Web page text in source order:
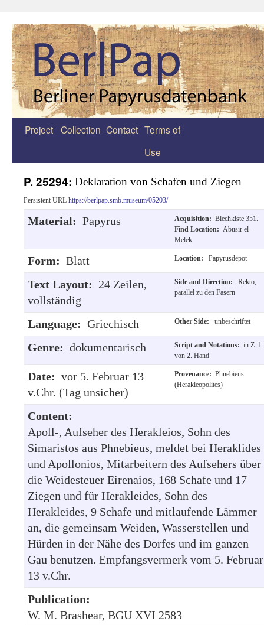
Zum
Project Collection Contact Terms of
Use
P. 25294: Deklaration von Schafen und Ziegen
Persistent URL https://berlpap.smb.museum/05203/
Material: Papyrus Acquisition: Blechkiste 351.
Find Location: Abusir el-
Melek
Form: Blatt Location: Papyrusdepot
Text Layout: 24 Zeilen,
vollständig
Side and Direction:
Rekto,
parallel zu den Fasern
Language: Griechisch Other Side: unbeschriftet
Genre: dokumentarisch Script and Notations: in Z. 1
von 2. Hand
Date: vor 5. Februar 13
v.Chr. (Tag unsicher)
Provenance: Phnebieus
(Herakleopolites)
Content:
Apoll-, Aufseher des Herakleios, Sohn des
Simaristos aus Phnebieus, meldet bei Heraklides
und Apollonios, Mitarbeitern des Aufsehers über
die Weidesteuer Eirenaios, 168 Schafe und 17
Ziegen und für Herakleides, Sohn des
Herakleides, 9 Schafe und mitlaufende Lämmer
an, die gemeinsam Weiden, Wasserstellen und
Hürden in der Nähe des Dorfes und im ganzen
Gau benutzen. Empfangsvermerk vom 5. Februar
13 v.Chr.
Publication:
W. M. Brashear, BGU XVI 2583